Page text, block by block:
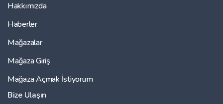
Hakkımızda
Haberler
Mağazalar
Mağaza Giriş
Mağaza Açmak İstiyorum
Bize Ulaşın